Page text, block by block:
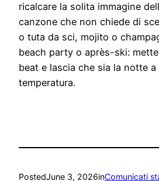
ricalcare la solita immagine
canzone che non chiede di
o tuta da sci, mojito o
beach party o après-ski:
beat e lascia che sia la notte a
temperatura.
PostedJune 3, 2026inComunicati